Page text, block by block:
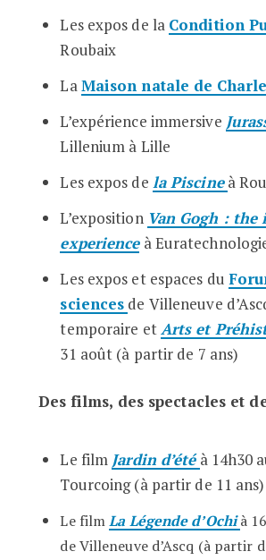
Les expos de la Condition
Roubaix
LaMaison natale de
L’expérience immersive
Lillenium à Lille
Les expos de la Piscine à
L’exposition Van Gogh : the
experienceà
Les expos et espaces du
sciences de Villeneuve
temporaire etArts et
31 août (à partir de 7 ans)
Des films, des spectacles et
Le film Jardin d’été à 14h30
Tourcoing (à partir de 11 ans)
Le filmLa Légende d’Ochi à
de Villeneuve d’Ascq (à partir